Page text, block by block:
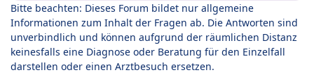
Bitte beachten: Dieses Forum bildet nur allgemeine
Informationen zum Inhalt der Fragen ab. Die Antworten sind
unverbindlich und können aufgrund der räumlichen Distanz
keinesfalls eine Diagnose oder Beratung für den Einzelfall
darstellen oder einen Arztbesuch ersetzen.